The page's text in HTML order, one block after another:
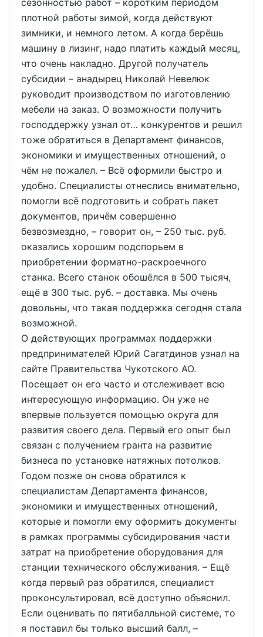
сезонностью работ – коротким периодом
плотной работы зимой, когда действуют
зимники, и немного летом. А когда берёшь
машину в лизинг, надо платить каждый месяц,
что очень накладно. Другой получатель
субсидии – анадырец Николай Невелюк
руководит производством по изготовлению
мебели на заказ. О возможности получить
господдержку узнал от… конкурентов и решил
тоже обратиться в Департамент финансов,
экономики и имущественных отношений, о
чём не пожалел. – Всё оформили быстро и
удобно. Специалисты отнеслись внимательно,
помогли всё подготовить и собрать пакет
документов, причём совершенно
безвозмездно, – говорит он, – 250 тыс. руб.
оказались хорошим подспорьем в
приобретении форматно-раскроечного
станка. Всего станок обошёлся в 500 тысяч,
ещё в 300 тыс. руб. – доставка. Мы очень
довольны, что такая поддержка сегодня стала
возможной.
О действующих программах поддержки
предпринимателей Юрий Сагатдинов узнал на
сайте Правительства Чукотского АО.
Посещает он его часто и отслеживает всю
интересующую информацию. Он уже не
впервые пользуется помощью округа для
развития своего дела. Первый его опыт был
связан с получением гранта на развитие
бизнеса по установке натяжных потолков.
Годом позже он снова обратился к
специалистам Департамента финансов,
экономики и имущественных отношений,
которые и помогли ему оформить документы
в рамках программы субсидирования части
затрат на приобретение оборудования для
станции технического обслуживания. – Ещё
когда первый раз обратился, специалист
проконсультировал, всё доступно объяснил.
Если оценивать по пятибалльной системе, то
я поставил бы только высший балл, –